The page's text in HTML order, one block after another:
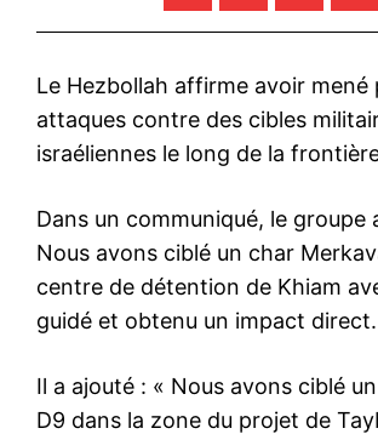
Le Hezbollah affirme avoir mené
attaques contre des cibles
israéliennes le long de la
Dans un communiqué, le groupe
Nous avons ciblé un char
centre de détention de Khiam
guidé et obtenu un impact
Il a ajouté : « Nous avons ciblé
D9 dans la zone du projet de